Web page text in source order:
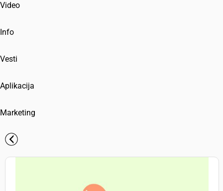
Video
Info
Vesti
Aplikacija
Marketing